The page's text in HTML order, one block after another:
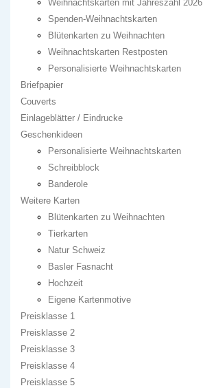
Weihnachtskarten mit Jahreszahl 2026
Spenden-Weihnachtskarten
Blütenkarten zu Weihnachten
Weihnachtskarten Restposten
Personalisierte Weihnachtskarten
Briefpapier
Couverts
Einlageblätter / Eindrucke
Geschenkideen
Personalisierte Weihnachtskarten
Schreibblock
Banderole
Weitere Karten
Blütenkarten zu Weihnachten
Tierkarten
Natur Schweiz
Basler Fasnacht
Hochzeit
Eigene Kartenmotive
Preisklasse 1
Preisklasse 2
Preisklasse 3
Preisklasse 4
Preisklasse 5